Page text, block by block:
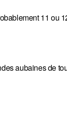
11 ou
aubaines de